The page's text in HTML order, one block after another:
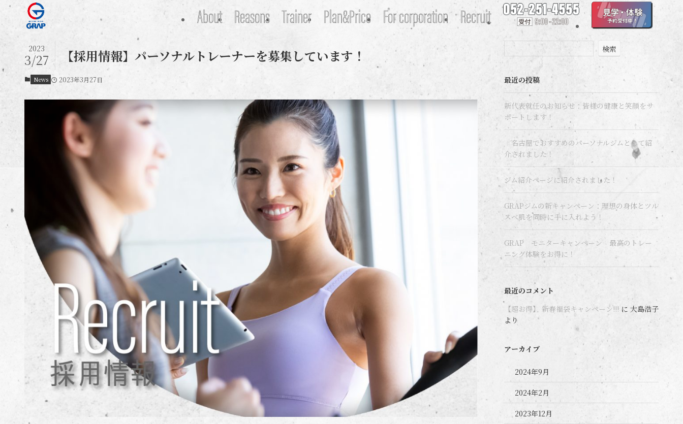
About Reasons Trainer Plan&Price For corporation Recruit
【採用情報】パーソナルトレーナーを募集しています！
2023
3/27
News 2023年3月27日
検索
最近の投稿
新代表就任のお知らせ：皆様の健康と笑顔をサ
ポートします！
名古屋でおすすめのパーソナルジムとして紹
介されました！
ジム紹介ページに紹介されました！
GRAPジムの新キャンペーン：理想の身体とツル
スベ肌を同時に手に入れよう！
GRAP モニターキャンペーン 最高のトレー
ニング体験をお得に！
最近のコメント
【超お得】 新春福袋キャンペーン!!! に 大島浩子
より
アーカイブ
2024年9月
2024年2月
2023年12月